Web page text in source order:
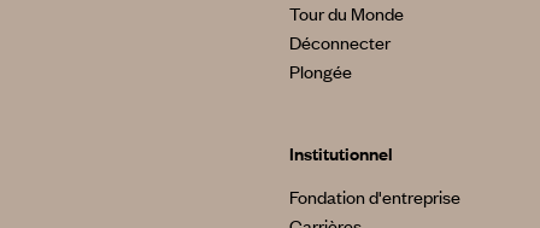
Tour du Monde
Déconnecter
Plongée
Institutionnel
Fondation d'entreprise